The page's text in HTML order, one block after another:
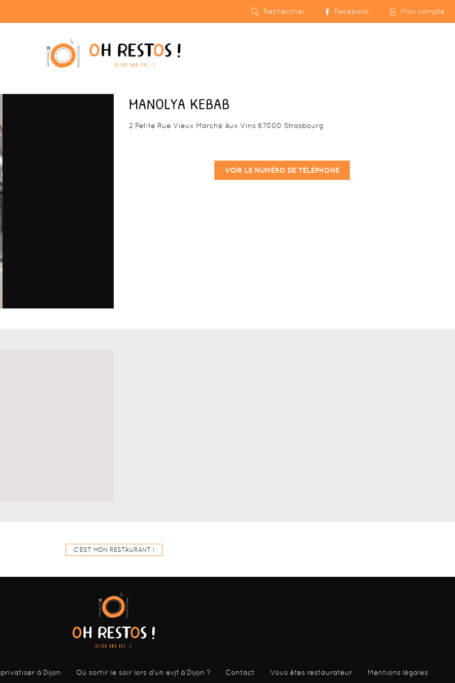
Rechercher Facebook Mon compte
MANOLYA KEBAB
2 Petite Rue Vieux Marché Aux Vins 67000 Strasbourg
VOIR LE NUMÉRO DE TÉLÉPHONE
C'EST MON RESTAURANT !
à Dijon Où sortir le soir lors d’un evjf à Dijon ? Contact Vous êtes restaurateur Mentions légales